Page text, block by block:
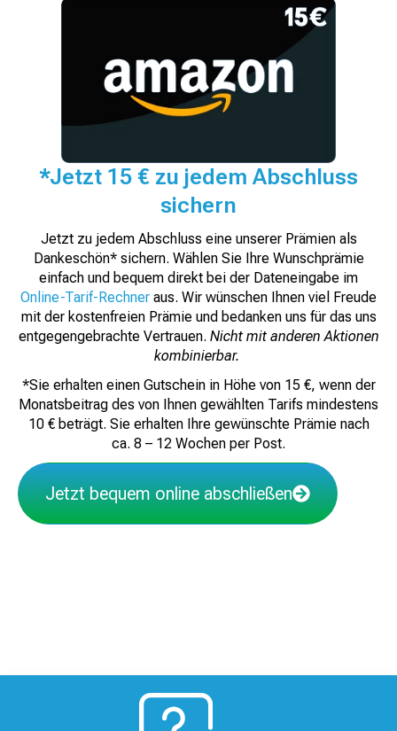
*Jetzt 15 € zu jedem Abschluss
sichern
Jetzt zu jedem Abschluss eine unserer Prämien als
Dankeschön* sichern. Wählen Sie Ihre Wunschprämie
einfach und bequem direkt bei der Dateneingabe im
Online-Tarif-Rechner aus. Wir wünschen Ihnen viel Freude
mit der kostenfreien Prämie und bedanken uns für das uns
entgegengebrachte Vertrauen. Nicht mit anderen Aktionen
kombinierbar.
*Sie erhalten einen Gutschein in Höhe von 15 €, wenn der
Monatsbeitrag des von Ihnen gewählten Tarifs mindestens
10 € beträgt. Sie erhalten Ihre gewünschte Prämie nach
ca. 8 – 12 Wochen per Post.
Jetzt bequem online abschließen